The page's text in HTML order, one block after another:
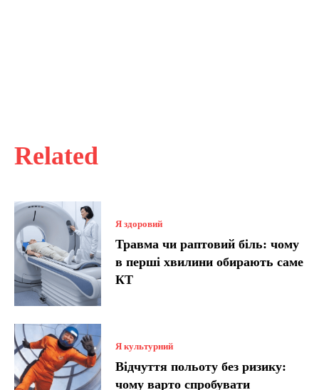
Related
Я здоровий
Травма чи раптовий біль: чому
в перші хвилини обирають саме
КТ
Я культурний
Відчуття польоту без ризику:
чому варто спробувати